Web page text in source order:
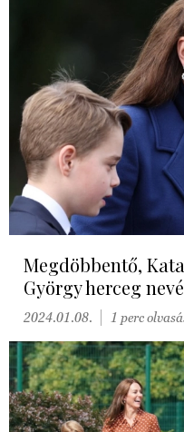
Megdöbbentő,
György herceg
2024.01.08. 1 perc